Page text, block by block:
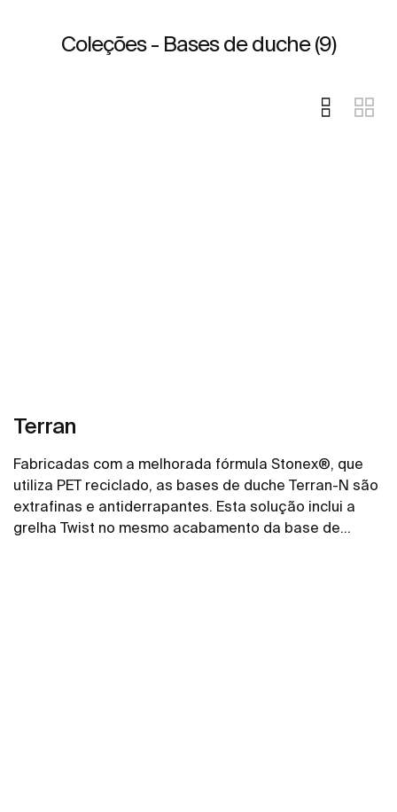
Coleções - Bases de duche (9)
Terran
Fabricadas com a melhorada fórmula Stonex®, que
utiliza PET reciclado, as bases de duche Terran-N são
extrafinas e antiderrapantes. Esta solução inclui a
grelha Twist no mesmo acabamento da base de